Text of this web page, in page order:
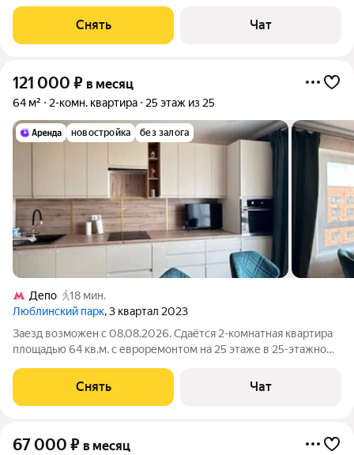
Стиральная машина Холодильник Посудомоечная машина
Микроволновка Дом -
Снять Чат
121 000 ₽ в месяц
64 м² 2-комн. квартира 25 этаж из 25
новостройка без залога
Депо
18 мин.
Люблинский парк, 3 квартал 2023
Заезд возможен с 08.08.2026. Сдаётся 2-комнатная квартира
площадью 64 кв.м. с евроремонтом на 25 этаже в 25-этажном
Духовой шкаф Стиральная машина Холодильник
Посудомоечная машина
Снять Чат
67 000 ₽ в месяц